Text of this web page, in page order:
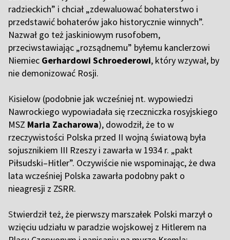
radzieckich” i chciał „zdewaluować bohaterstwo i
przedstawić bohaterów jako historycznie winnych”.
Nazwał go też jaskiniowym rusofobem,
przeciwstawiając „rozsądnemu” byłemu kanclerzowi
Niemiec Gerhardowi Schroederowi, który wzywał, by
nie demonizować Rosji.
Kisielow (podobnie jak wcześniej nt. wypowiedzi
Nawrockiego wypowiadała się rzeczniczka rosyjskiego
MSZ Maria Zacharowa), dowodził, że to w
rzeczywistości Polska przed II wojną światową była
sojusznikiem III Rzeszy i zawarła w 1934 r. „pakt
Piłsudski–Hitler”. Oczywiście nie wspominając, że dwa
lata wcześniej Polska zawarła podobny pakt o
nieagresji z ZSRR.
Stwierdził też, że pierwszy marszałek Polski marzył o
wzięciu udziału w paradzie wojskowej z Hitlerem na